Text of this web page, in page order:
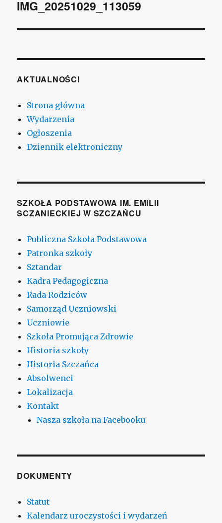
IMG_20251029_113059
AKTUALNOŚCI
Strona główna
Wydarzenia
Ogłoszenia
Dziennik elektroniczny
SZKOŁA PODSTAWOWA IM. EMILII
SCZANIECKIEJ W SZCZAŃCU
Publiczna Szkoła Podstawowa
Patronka szkoły
Sztandar
Kadra Pedagogiczna
Rada Rodziców
Samorząd Uczniowski
Uczniowie
Szkoła Promująca Zdrowie
Historia szkoły
Historia Szczańca
Absolwenci
Lokalizacja
Kontakt
Nasza szkoła na Facebooku
DOKUMENTY
Statut
Kalendarz uroczystości i wydarzeń